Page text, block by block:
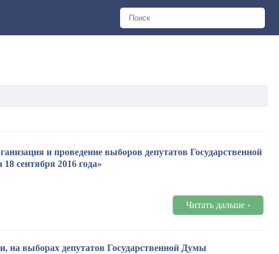
и проведение выборов депутатов Государственной
сентября 2016 года»
Читать дальше ›
на выборах депутатов Государственной Думы